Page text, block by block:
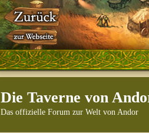
Die Taverne von
Das offizielle Forum zur Welt von Andor